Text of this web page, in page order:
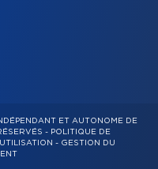
ET AUTONOME DE
- POLITIQUE DE
- GESTION DU